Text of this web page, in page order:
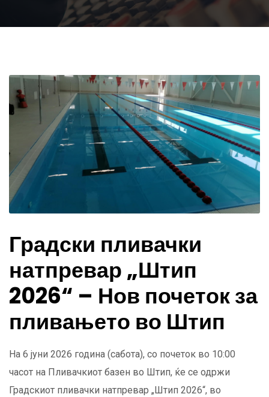
Градски пливачки
натпревар „Штип
2026“ – Нов почеток за
пливањето во Штип
На 6 јуни 2026 година (сабота), со почеток во 10:00
часот на Пливачкиот базен во Штип, ќе се одржи
Градскиот пливачки натпревар „Штип 2026“, во